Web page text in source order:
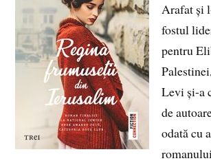
Arafat și
fostul
pentru
Levi și-a
de
odată cu